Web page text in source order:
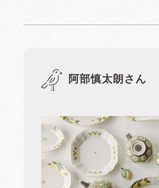
阿部慎太朗さん